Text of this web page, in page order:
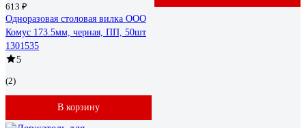
613 ₽
Одноразовая столовая вилка ООО
Комус 173.5мм, черная, ПП, 50шт
1301535
5
(2)
В корзину